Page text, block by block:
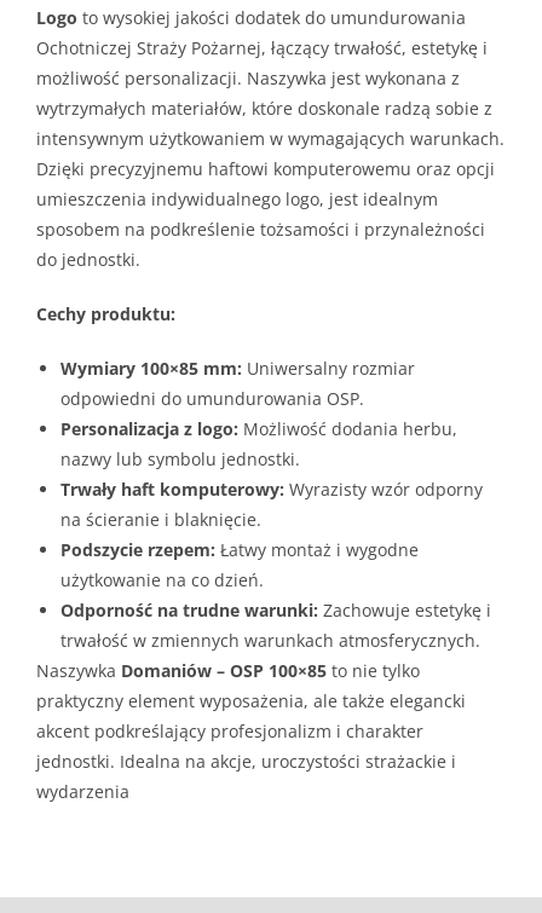
Logo to wysokiej jakości dodatek do umundurowania
Ochotniczej Straży Pożarnej, łączący trwałość, estetykę i
możliwość personalizacji. Naszywka jest wykonana z
wytrzymałych materiałów, które doskonale radzą sobie z
intensywnym użytkowaniem w wymagających warunkach.
Dzięki precyzyjnemu haftowi komputerowemu oraz opcji
umieszczenia indywidualnego logo, jest idealnym
sposobem na podkreślenie tożsamości i przynależności
do jednostki.
Cechy produktu:
Wymiary 100×85 mm: Uniwersalny rozmiar
odpowiedni do umundurowania OSP.
Personalizacja z logo: Możliwość dodania herbu,
nazwy lub symbolu jednostki.
Trwały haft komputerowy: Wyrazisty wzór odporny
na ścieranie i blaknięcie.
Podszycie rzepem: Łatwy montaż i wygodne
użytkowanie na co dzień.
Odporność na trudne warunki: Zachowuje estetykę i
trwałość w zmiennych warunkach atmosferycznych.
Naszywka Domaniów – OSP 100×85 to nie tylko
praktyczny element wyposażenia, ale także elegancki
akcent podkreślający profesjonalizm i charakter
jednostki. Idealna na akcje, uroczystości strażackie i
wydarzenia